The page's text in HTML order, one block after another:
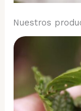
Nuestros